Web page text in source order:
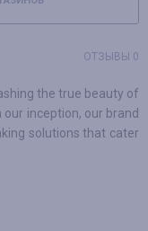
ОТЗЫВЫ 0
the true beauty of
inception, our brand
solutions that cater